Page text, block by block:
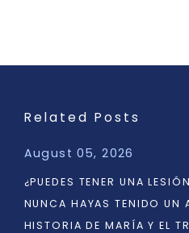
Related Posts
August 05, 2026
¿PUEDES TENER UNA
NUNCA HAYAS TENIDO UN
HISTORIA DE MARÍA Y EL